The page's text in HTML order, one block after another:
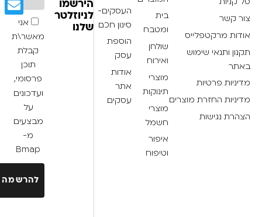
צור קשר
אודות מרקטפלייס
תקנון ותנאי שימוש
באתר
מדיניות פרטיות
מדיניות החזרת מוצרים
הצהרת נגישות
בית
ומטבח
שולחן
ואירוח
מוצרי
תינוקות
מוצרי
חשמל
איפור
וטיפוח
העסקים-
סינון חכם
הוספת
עסק
אודות
אתר
עסקים
הירשמו
לניוזלטר
שלנו
אני
מאשר\ת
קבלת
תוכן
פרסומי,
ועדכונים
על
מבצעים
מ-
Bmap
להרשמה